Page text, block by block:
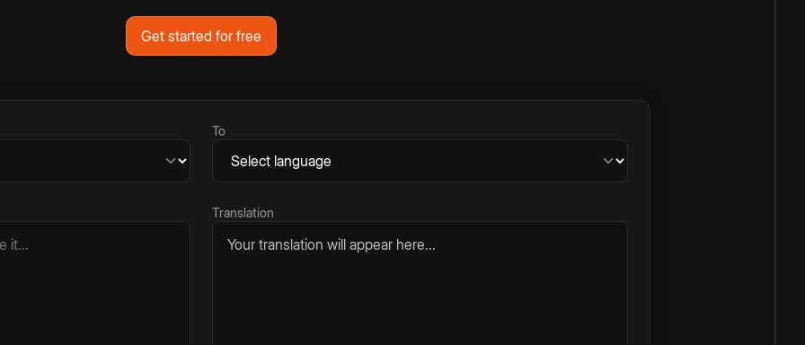
Get started for free
To
Translation
Your translation will appear here...